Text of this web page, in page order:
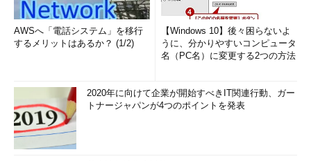
AWSへ「電話システム」を移行
するメリットはあるか？ (1/2)
【Windows 10】後々困らないよ
うに、分かりやすいコンピュータ
名（PC名）に変更する2つの方法
2020年に向けて企業が開始すべきIT関連行動、ガー
トナージャパンが4つのポイントを発表